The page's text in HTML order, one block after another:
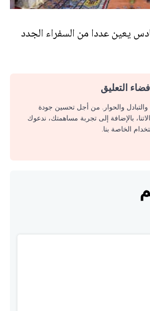
يعين عددا من السفراء الجدد
التعليق
والحوار. من أجل تحسين جودة
بالإضافة إلى تجربة مساهمتك، ندعوك
الخاصة بنا.